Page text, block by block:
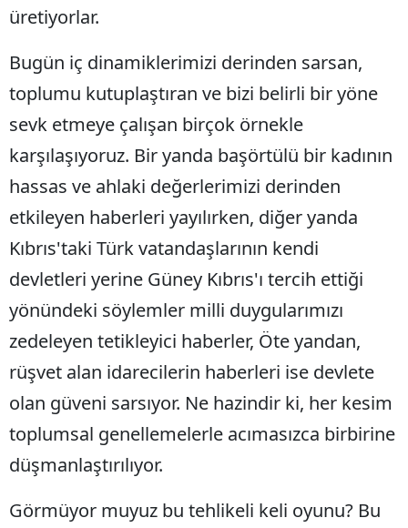
üretiyorlar.
Bugün iç dinamiklerimizi derinden sarsan,
toplumu kutuplaştıran ve bizi belirli bir yöne
sevk etmeye çalışan birçok örnekle
karşılaşıyoruz. Bir yanda başörtülü bir kadının
hassas ve ahlaki değerlerimizi derinden
etkileyen haberleri yayılırken, diğer yanda
Kıbrıs'taki Türk vatandaşlarının kendi
devletleri yerine Güney Kıbrıs'ı tercih ettiği
yönündeki söylemler milli duygularımızı
zedeleyen tetikleyici haberler, Öte yandan,
rüşvet alan idarecilerin haberleri ise devlete
olan güveni sarsıyor. Ne hazindir ki, her kesim
toplumsal genellemelerle acımasızca birbirine
düşmanlaştırılıyor.
Görmüyor muyuz bu tehlikeli keli oyunu? Bu